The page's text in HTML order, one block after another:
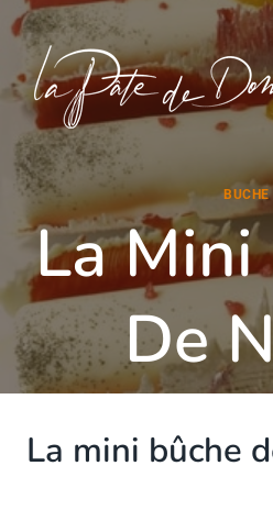
Aller
au
contenu
BUCHE
La Mini
De
La mini bûche